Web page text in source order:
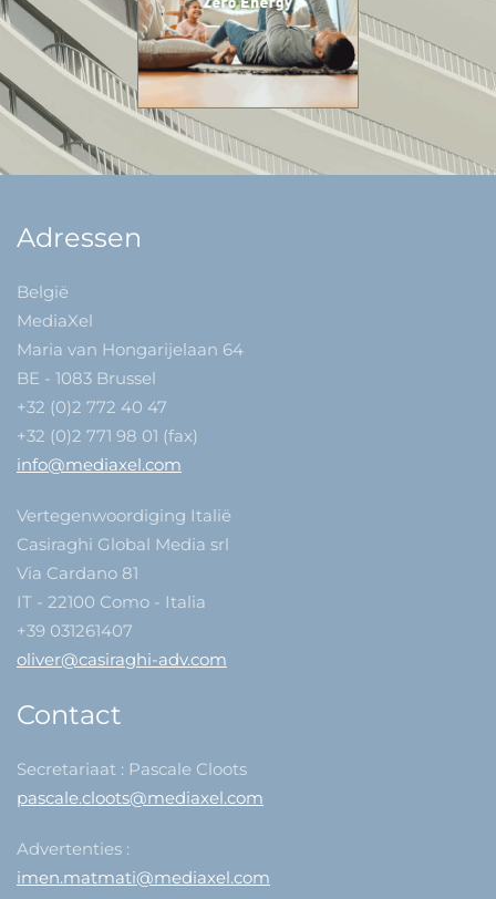
Adressen
België
MediaXel
Maria van Hongarijelaan 64
BE - 1083 Brussel
+32 (0)2 772 40 47
+32 (0)2 771 98 01 (fax)
info@mediaxel.com
Vertegenwoordiging Italië
Casiraghi Global Media srl
Via Cardano 81
IT - 22100 Como - Italia
+39 031261407
oliver@casiraghi-adv.com
Contact
Secretariaat : Pascale Cloots
pascale.cloots@mediaxel.com
Advertenties :
imen.matmati@mediaxel.com